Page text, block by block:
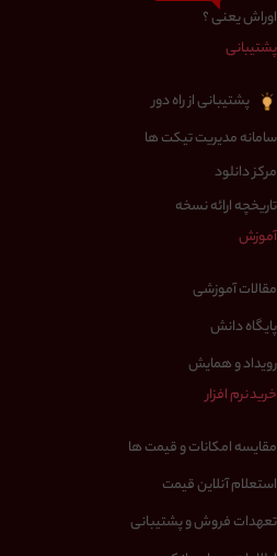
اوراش یعنی ؟
پشتیبانی
پشتیبانی از راه دور
سامانه مدیریت تیکت ها
مرکز دانلود
تاریخچه ارائه نسخه
آموزش
مقالات آموزشی
پایگاه دانش
رویداد و همایش
خرید نرم افزار
مقایسه امکانات و قیمت ها
استعلام آنلاین قیمت
تعهدات فروش و پشتیبانی